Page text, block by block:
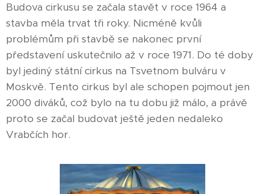
Budova cirkusu se začala stavět v roce 1964 a
stavba měla trvat tři roky. Nicméně kvůli
problémům při stavbě se nakonec první
představení uskutečnilo až v roce 1971. Do té doby
byl jediný státní cirkus na Tsvetnom bulváru v
Moskvě. Tento cirkus byl ale schopen pojmout jen
2000 diváků, což bylo na tu dobu již málo, a právě
proto se začal budovat ještě jeden nedaleko
Vrabčích hor.